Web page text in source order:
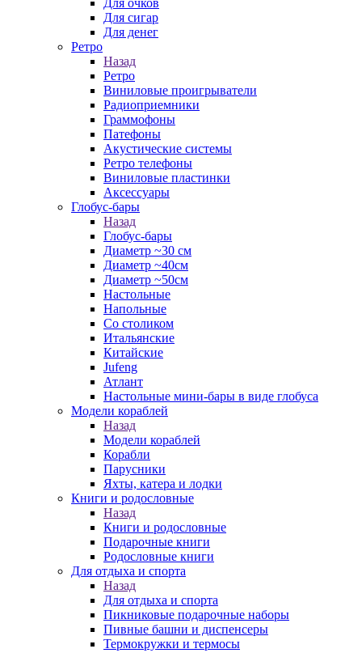
Для очков
Для сигар
Для денег
Ретро
Назад
Ретро
Виниловые проигрыватели
Радиоприемники
Граммофоны
Патефоны
Акустические системы
Ретро телефоны
Виниловые пластинки
Аксессуары
Глобус-бары
Назад
Глобус-бары
Диаметр ~30 см
Диаметр ~40см
Диаметр ~50см
Настольные
Напольные
Со столиком
Итальянские
Китайские
Jufeng
Атлант
Настольные мини-бары в виде глобуса
Модели кораблей
Назад
Модели кораблей
Корабли
Парусники
Яхты, катера и лодки
Книги и родословные
Назад
Книги и родословные
Подарочные книги
Родословные книги
Для отдыха и спорта
Назад
Для отдыха и спорта
Пикниковые подарочные наборы
Пивные башни и диспенсеры
Термокружки и термосы